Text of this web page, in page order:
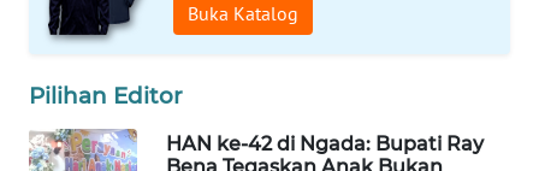
Buka Katalog
Pilihan Editor
HAN ke-42 di Ngada: Bupati Ray
LPKKI